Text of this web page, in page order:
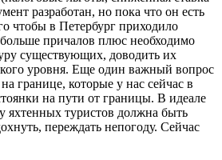
разработан, но пока что он есть
чтобы в Петербург приходило
причалов плюс необходимо
существующих, доводить их
уровня. Еще один важный вопрос
границе, которые у нас сейчас в
на пути от границы. В идеале
яхтенных туристов должна быть
переждать непогоду. Сейчас